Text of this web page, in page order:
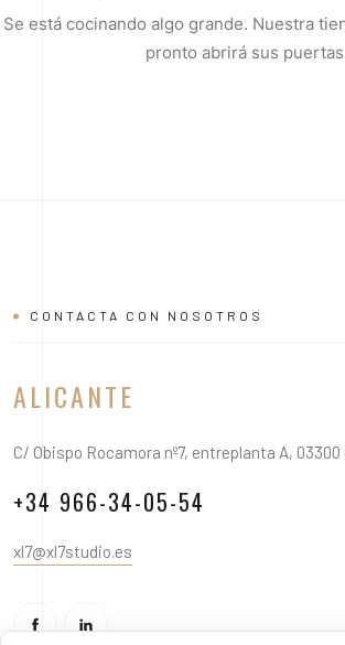
Se está cocinando algo grande. Nuestra
pronto abrirá sus
CONTACTA CON NOSOTROS
ALICANTE
C/ Obispo Rocamora nº7, entreplanta A, 03300
+34 966-34-05-54
xl7@xl7studio.es